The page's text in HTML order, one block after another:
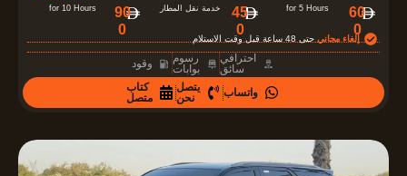
e
4
7
o
60
0
for 5 Hours
45
0
خدمة نقل المطار
90
0
for 10 Hours
إلغاء مجانيحتى 48 ساعة قبل وقت الاستلام
احترافي
سائق
رسوم
بوابات
وقود
واتساب
يتصل
نحن
كتاب
متصل